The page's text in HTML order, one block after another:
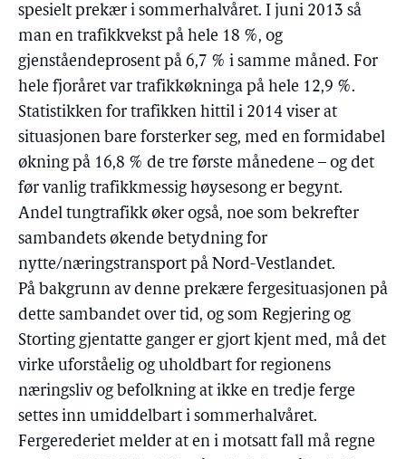
spesielt prekær i sommerhalvåret. I juni 2013 så
man en trafikkvekst på hele 18 %, og
gjenståendeprosent på 6,7 % i samme måned. For
hele fjoråret var trafikkøkninga på hele 12,9 %.
Statistikken for trafikken hittil i 2014 viser at
situasjonen bare forsterker seg, med en formidabel
økning på 16,8 % de tre første månedene – og det
før vanlig trafikkmessig høysesong er begynt.
Andel tungtrafikk øker også, noe som bekrefter
sambandets økende betydning for
nytte/næringstransport på Nord-Vestlandet.
På bakgrunn av denne prekære fergesituasjonen på
dette sambandet over tid, og som Regjering og
Storting gjentatte ganger er gjort kjent med, må det
virke uforståelig og uholdbart for regionens
næringsliv og befolkning at ikke en tredje ferge
settes inn umiddelbart i sommerhalvåret.
Fergerederiet melder at en i motsatt fall må regne